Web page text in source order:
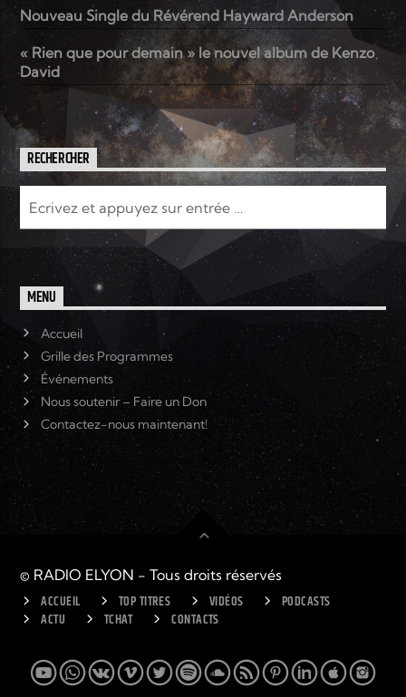
Nouveau Single du Révérend Hayward Anderson
« Rien que pour demain » le nouvel album de Kenzo
David
RECHERCHER
MENU
Accueil
Grille des Programmes
Événements
Nous soutenir – Faire un Don
Contactez-nous maintenant!
© RADIO ELYON - Tous droits réservés
ACCUEIL TOP TITRES VIDÉOS
PODCASTS
ACTU
TCHAT CONTACTS